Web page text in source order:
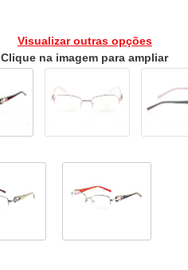
Visualizar outras opções
Clique na imagem para ampliar